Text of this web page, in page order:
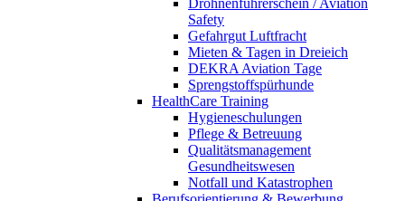
Safety
Gefahrgut Luftfracht
Mieten & Tagen in Dreieich
DEKRA Aviation Tage
Sprengstoffspürhunde
HealthCare Training
Hygieneschulungen
Pflege & Betreuung
Qualitätsmanagement
Gesundheitswesen
Notfall und Katastrophen